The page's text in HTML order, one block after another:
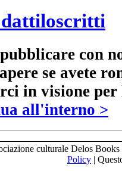
con
se avete
in visione
all'interno >
culturale Delos
Policy |